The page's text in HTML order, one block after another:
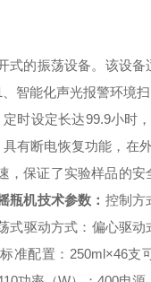
式的振荡设备。该设
、智能化声光报警环境
定时设定长达99.9小时
具有断电恢复功能，在
，保证了实验样品的安
瓶机技术参数： 控制方
式驱动方式：偏心驱动
标准配置：250ml×46支